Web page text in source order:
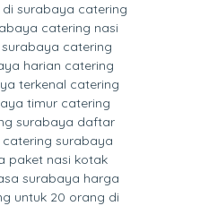
surabaya catering
catering nasi
catering
harian catering
terkenal catering
timur catering
surabaya daftar
surabaya
paket nasi kotak
surabaya harga
untuk 20 orang di